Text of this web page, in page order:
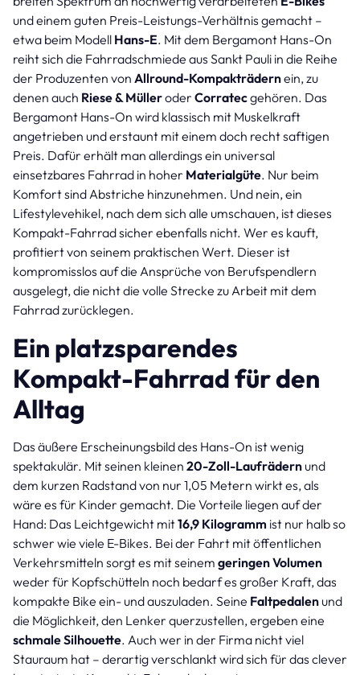
und einem guten Preis-Leistungs-Verhältnis gemacht –
etwa beim Modell Hans-E. Mit dem Bergamont Hans-On
reiht sich die Fahrradschmiede aus Sankt Pauli in die Reihe
der Produzenten von Allround-Kompakträdernein, zu
denen auch Riese & Mülleroder Corratecgehören. Das
Bergamont Hans-On wird klassisch mit Muskelkraft
angetrieben und erstaunt mit einem doch recht saftigen
Preis. Dafür erhält man allerdings ein universal
einsetzbares Fahrrad in hoher Materialgüte. Nur beim
Komfort sind Abstriche hinzunehmen. Und nein, ein
Lifestylevehikel, nach dem sich alle umschauen, ist dieses
Kompakt-Fahrrad sicher ebenfalls nicht. Wer es kauft,
profitiert von seinem praktischen Wert. Dieser ist
kompromisslos auf die Ansprüche von Berufspendlern
ausgelegt, die nicht die volle Strecke zu Arbeit mit dem
Fahrrad zurücklegen.
Ein platzsparendes
Kompakt-Fahrrad für den
Alltag
Das äußere Erscheinungsbild des Hans-On ist wenig
spektakulär. Mit seinen kleinen 20-Zoll-Laufrädern und
dem kurzen Radstand von nur 1,05 Metern wirkt es, als
wäre es für Kinder gemacht. Die Vorteile liegen auf der
Hand: Das Leichtgewicht mit16,9 Kilogramm ist nur halb so
schwer wie viele E-Bikes. Bei der Fahrt mit öffentlichen
Verkehrsmitteln sorgt es mit seinem geringen Volumen
weder für Kopfschütteln noch bedarf es großer Kraft, das
kompakte Bike ein- und auszuladen. Seine Faltpedalen und
die Möglichkeit, den Lenker querzustellen, ergeben eine
schmale Silhouette. Auch wer in der Firma nicht viel
Stauraum hat – derartig verschlankt wird sich für das clever